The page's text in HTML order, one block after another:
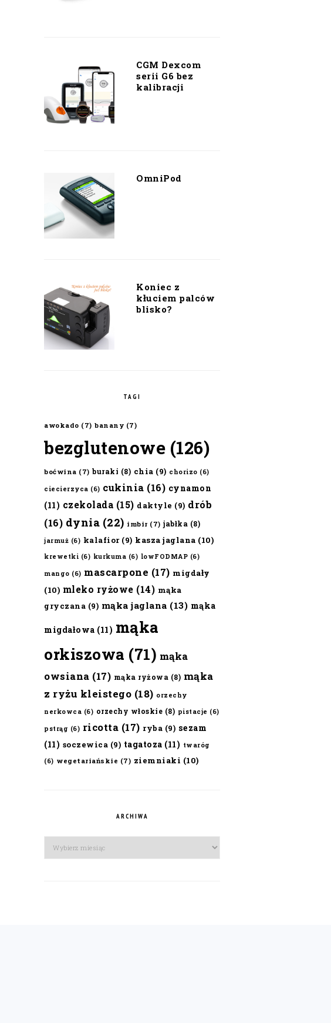
CGM Dexcom
serii G6 bez
kalibracji
OmniPod
Koniec z
kłuciem palców
blisko?
TAGI
awokado (7) banany (7)
bezglutenowe (126)
boćwina (7) buraki (8) chia (9) chorizo (6)
ciecierzyca (6) cukinia (16) cynamon
(11) czekolada (15) daktyle (9) drób
(16) dynia (22) imbir (7) jabłka (8)
jarmuż (6) kalafior(9) kasza jaglana (10)
krewetki (6) kurkuma (6) lowFODMAP (6)
mango (6) mascarpone (17) migdały
(10) mleko ryżowe (14) mąka
gryczana (9) mąka jaglana (13) mąka
migdałowa (11) mąka
orkiszowa (71) mąka
owsiana (17) mąka ryżowa (8) mąka
z ryżu kleistego (18) orzechy
nerkowca (6) orzechy włoskie (8) pistacje (6)
pstrąg (6) ricotta (17) ryba (9) sezam
(11) soczewica (9) tagatoza (11) twaróg
(6) wegetariańskie (7) ziemniaki (10)
ARCHIWA
Archiwa